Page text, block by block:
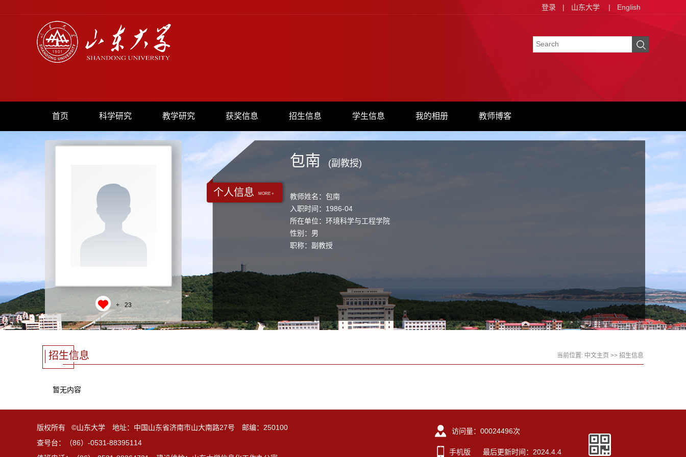
登录 | 山东大学 | English
首页 科学研究 教学研究 获奖信息 招生信息 学生信息 我的相册 教师博客
+ 23
个人信息 MORE +
包南 (副教授)
教师姓名：包南
入职时间：1986-04
所在单位：环境科学与工程学院
性别：男
职称：副教授
招生信息 当前位置: 中文主页 >> 招生信息
暂无内容
版权所有 ©山东大学 地址：中国山东省济南市山大南路27号 邮编：250100
查号台：（86）-0531-88395114
访问量： 00024496次
手机版 最后更新时间： 2024 4 4